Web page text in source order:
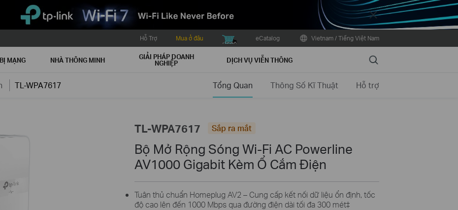
Close
Hỗ Trợ Mua ở đâu
buy icon
eCatalog Vietnam / Tiếng Việt Nam
MẠNG NHÀ THÔNG MINH GIẢI PHÁP DOANH
NGHIỆP DỊCH VỤ VIỄN THÔNG Search
TL-WPA7617 Tổng Quan Thông Số Kĩ Thuật Hỗ trợ
TL-WPA7617 Sắp ra mắt
Bộ Mở Rộng Sóng Wi-Fi AC Powerline
AV1000 Gigabit Kèm Ổ Cắm Điện
Tuân thủ chuẩn Homeplug AV2 – Cung cấp kết nối dữ liệu ổn định, tốc
độ cao lên đến 1000 Mbps qua đường điện dài tối đa 300 mét‡